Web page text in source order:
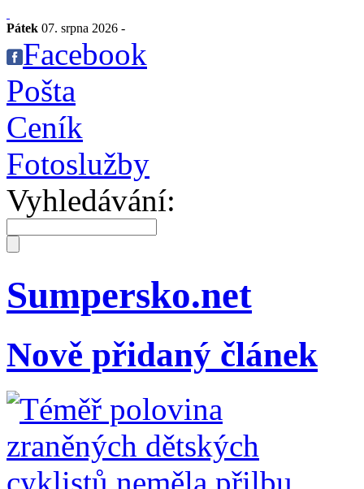
Pátek 07. srpna 2026 -
Facebook
Pošta
Ceník
Fotoslužby
Vyhledávání:
Sumpersko.net
Nově přidaný článek